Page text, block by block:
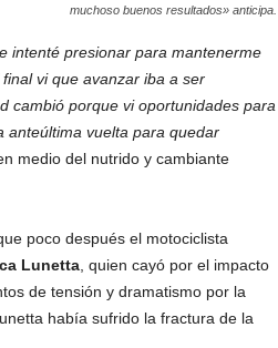
muchoso buenos resultados» anticipa.
intenté presionar para mantenerme
vi que avanzar iba a ser
cambió porque vi oportunidades para
anteúltima vuelta para quedar
medio del nutrido y cambiante
poco después el motociclista
Lunetta, quien cayó por el impacto
de tensión y dramatismo por la
había sufrido la fractura de la